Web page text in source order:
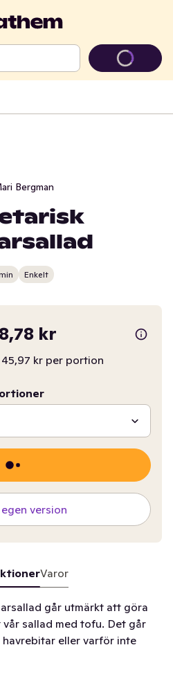
Bergman
Enkelt
kr
45,97 kr per portion
version
Varor
går utmärkt att göra
sallad med tofu. Det går
eller varför inte